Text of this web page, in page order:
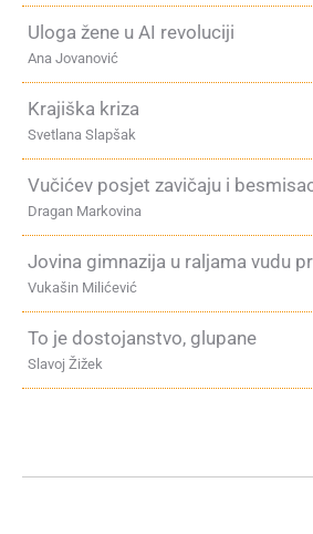
Uloga žene u AI revoluciji
Ana Jovanović
Krajiška kriza
Svetlana Slapšak
Vučićev posjet zavičaju i
Dragan Markovina
Jovina gimnazija u raljama vudu
Vukašin Milićević
To je dostojanstvo, glupane
Slavoj Žižek